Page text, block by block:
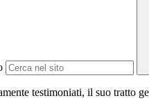
testimoniati, il suo tratto